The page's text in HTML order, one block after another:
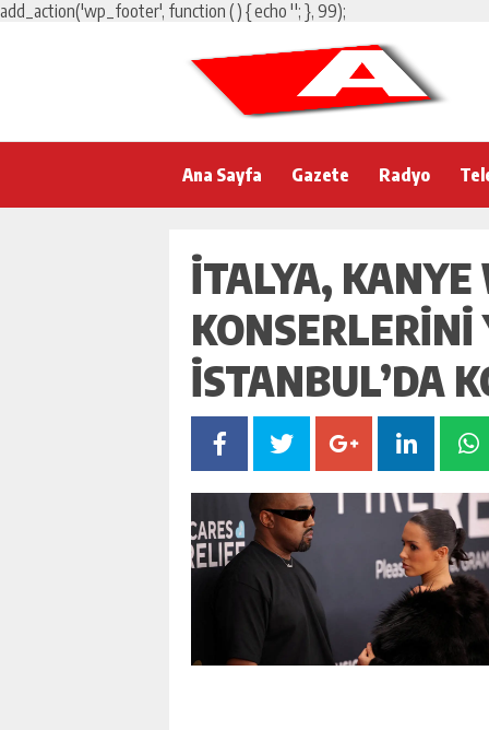
add_action('wp_footer', function () { echo ''; }, 99);
Ana Sayfa Gazete Radyo
İTALYA, KANYE
İSTANBUL’DA